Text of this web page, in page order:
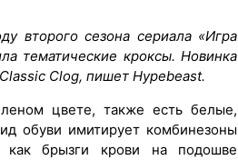
второго сезона сериала «Игра
тематические кроксы. Новинка
Clog, пишет Hypebeast.
цвете, также есть белые,
обуви имитирует комбинезоны
как брызги крови на подошве